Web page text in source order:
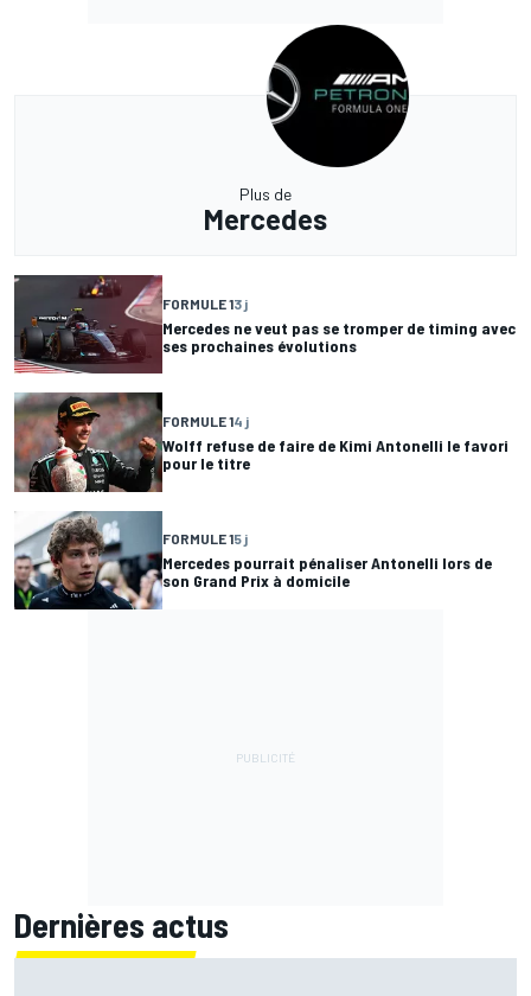
Plus de
Mercedes
FORMULE 13 j
Mercedes ne veut pas se tromper de timing avec
ses prochaines évolutions
FORMULE 14 j
Wolff refuse de faire de Kimi Antonelli le favori
pour le titre
FORMULE 15 j
Mercedes pourrait pénaliser Antonelli lors de
son Grand Prix à domicile
Dernières actus